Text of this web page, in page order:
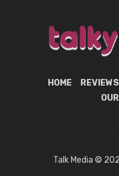
HOME REVIEWS
Talk Media ©